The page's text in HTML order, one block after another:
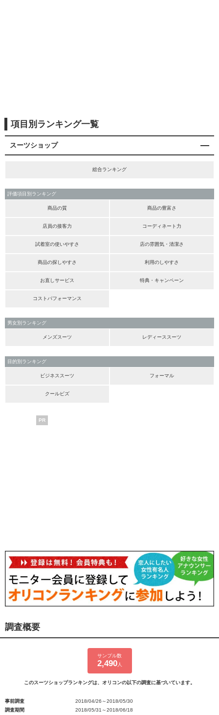
項目別ランキング一覧
スーツショップ
総合ランキング
評価項目別ランキング
商品の質 商品の豊富さ
店員の接客力 コーディネート力
試着室の使いやすさ 店の雰囲気・清潔さ
商品の探しやすさ 利用のしやすさ
お直しサービス 特典・キャンペーン
コストパフォーマンス
男女別ランキング
メンズスーツ レディーススーツ
目的別ランキング
ビジネススーツ フォーマル
クールビズ
PR
調査概要
サンプル数
2,490人
このスーツショップランキングは、オリコンの以下の調査に基づいています。
事前調査
2018/04/26～2018/05/30
調査期間
2018/05/31～2018/06/18